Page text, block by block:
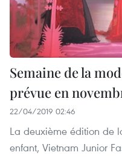
Semaine de la
prévue en
22/04/2019 02:46
La deuxième édition de
enfant, Vietnam Junior